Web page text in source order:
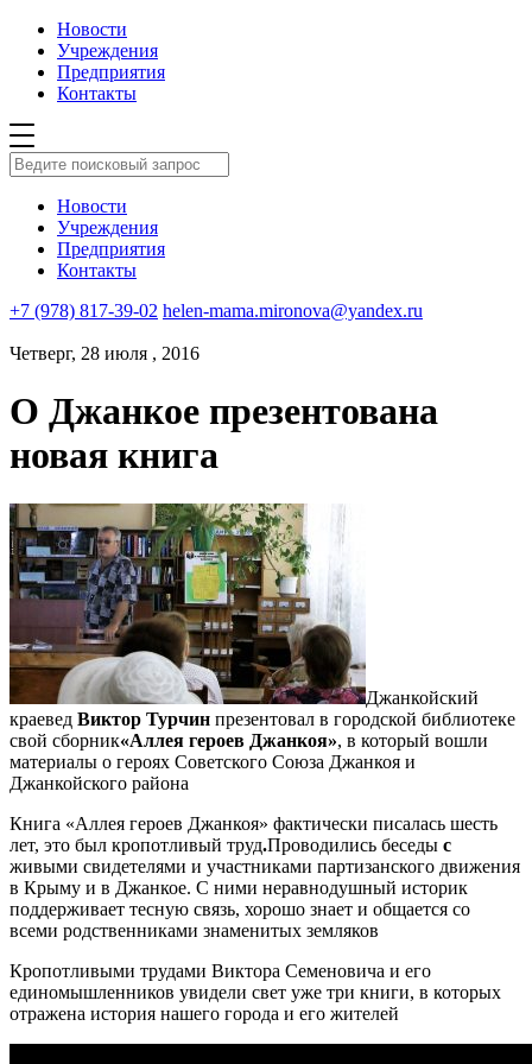
Новости
Учреждения
Предприятия
Контакты
Новости
Учреждения
Предприятия
Контакты
+7 (978) 817-39-02 helen-mama.mironova@yandex.ru
Четверг, 28 июля , 2016
О Джанкое презентована
новая книга
Джанкойский
краевед Виктор Турчин презентовал в городской библиотеке
свой сборник«Аллея героев Джанкоя», в который вошли
материалы о героях Советского Союза Джанкоя и
Джанкойского района
Книга «Аллея героев Джанкоя» фактически писалась шесть
лет, это был кропотливый труд.Проводились беседы с
живыми свидетелями и участниками партизанского движения
в Крыму и в Джанкое. С ними неравнодушный историк
поддерживает тесную связь, хорошо знает и общается со
всеми родственниками знаменитых земляков
Кропотливыми трудами Виктора Семеновича и его
единомышленников увидели свет уже три книги, в которых
отражена история нашего города и его жителей